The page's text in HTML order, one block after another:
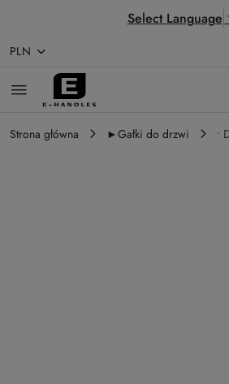
Select Language
Przejdź do treści głównej
Przejdź do wyszukiwarki
Przejdź do moje konto
Przejdź do menu głównego
Przejdź do opisu produktu
Przejdź do stopki
PLN
Strona główna ►Gałki do drzwi •